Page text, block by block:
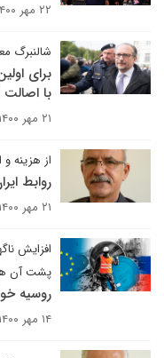
۲۲ مهر ۱۴۰۰
شالنبرگ
با اصالت
۲۱ مهر ۱۴۰۰
از هزینه و
روابط
۲۱ مهر ۱۴۰۰
افزایش
پشت آن
روسیه
۱۴ مهر ۱۴۰۰